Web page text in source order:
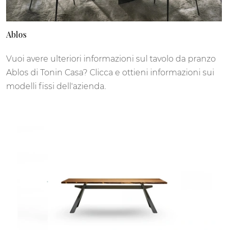
Ablos
Vuoi avere ulteriori informazioni sul tavolo da pranzo
Ablos di Tonin Casa? Clicca e ottieni informazioni sui
modelli fissi dell'azienda.